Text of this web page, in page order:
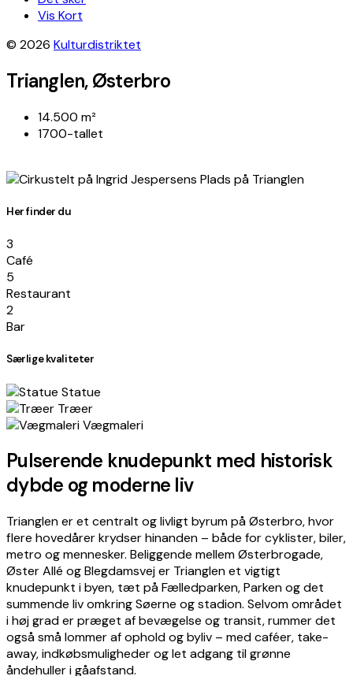
Vis Kort
© 2026 Kulturdistriktet
Trianglen, Østerbro
14.500 m²
1700-tallet
+
OpenStreetMap Teamhosted byOpenStreetMap France
Her finder du
3
Café
5
Restaurant
2
Bar
Særlige kvaliteter
Statue
Træer
Vægmaleri
Pulserende knudepunkt med historisk
dybde og moderne liv
Trianglen er et centralt og livligt byrum på Østerbro, hvor
flere hovedårer krydser hinanden – både for cyklister, biler,
metro og mennesker. Beliggende mellem Østerbrogade,
Øster Allé og Blegdamsvej er Trianglen et vigtigt
knudepunkt i byen, tæt på Fælledparken, Parken og det
summende liv omkring Søerne og stadion. Selvom området
i høj grad er præget af bevægelse og transit, rummer det
også små lommer af ophold og byliv – med caféer, take-
away, indkøbsmuligheder og let adgang til grønne
åndehuller i gåafstand.